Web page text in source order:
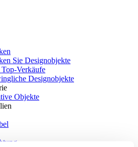
Sie Designobjekte
Top-Verkäufe
Designobjekte
Objekte